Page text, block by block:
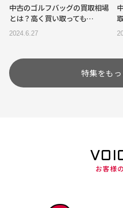
中古のゴルフバッグの買取相場
とは？高く買い取っても…
2024.6.27
特集をも
お客様